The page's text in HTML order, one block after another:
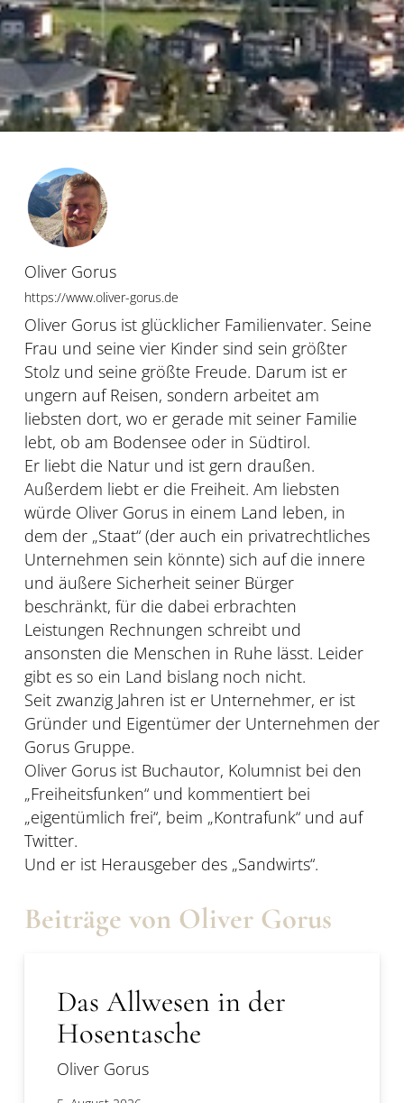
Oliver Gorus
https://www.oliver-gorus.de
Oliver Gorus ist glücklicher Familienvater. Seine
Frau und seine vier Kinder sind sein größter
Stolz und seine größte Freude. Darum ist er
ungern auf Reisen, sondern arbeitet am
liebsten dort, wo er gerade mit seiner Familie
lebt, ob am Bodensee oder in Südtirol.
Er liebt die Natur und ist gern draußen.
Außerdem liebt er die Freiheit. Am liebsten
würde Oliver Gorus in einem Land leben, in
dem der „Staat“ (der auch ein privatrechtliches
Unternehmen sein könnte) sich auf die innere
und äußere Sicherheit seiner Bürger
beschränkt, für die dabei erbrachten
Leistungen Rechnungen schreibt und
ansonsten die Menschen in Ruhe lässt. Leider
gibt es so ein Land bislang noch nicht.
Seit zwanzig Jahren ist er Unternehmer, er ist
Gründer und Eigentümer der Unternehmen der
Gorus Gruppe.
Oliver Gorus ist Buchautor, Kolumnist bei den
„Freiheitsfunken“ und kommentiert bei
„eigentümlich frei“, beim „Kontrafunk“ und auf
Twitter.
Und er ist Herausgeber des „Sandwirts“.
Beiträge von Oliver Gorus
Das Allwesen in der
Hosentasche
Oliver Gorus